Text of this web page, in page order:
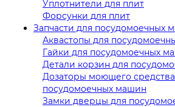
Уплотнители для плит
Форсунки для плит
Запчасти для посудомоечных
Аквастопы для
Гайки для посудомоечных
Детали корзин для
Дозаторы моющего
посудомоечных машин
Замки дверцы для